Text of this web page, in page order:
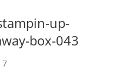
up-
box-043